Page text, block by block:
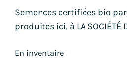
Semences certifiées bio par
produites ici, à LA SOCIÉTÉ
En inventaire